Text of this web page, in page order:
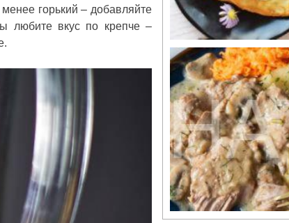
горький – добавляйте
любите вкус по крепче –